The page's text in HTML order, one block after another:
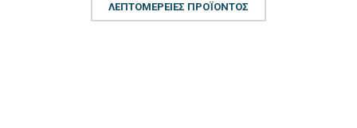
ΛΕΠΤΟΜΈΡΕΙΕΣ ΠΡΟΪΌΝΤΟΣ